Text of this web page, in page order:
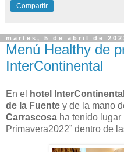
Compartir
martes, 5 de abril de
Menú Healthy de
InterContinental
En el hotel
de la Fuente y de la mano
Carrascosa ha tenido lugar
Primavera2022” dentro de